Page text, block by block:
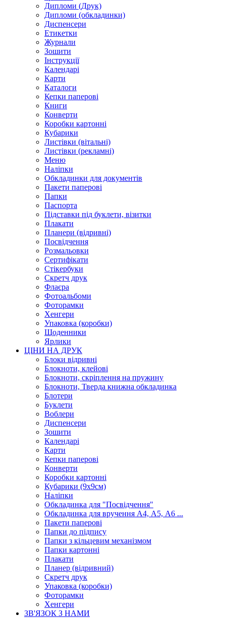
Дипломи (Друк)
Дипломи (обкладинки)
Диспенсери
Етикетки
Журнали
Зошити
Інструкції
Календарі
Карти
Каталоги
Кепки паперові
Книги
Конверти
Коробки картонні
Кубарики
Листівки (вітальні)
Листівки (рекламні)
Меню
Наліпки
Обкладинки для документів
Пакети паперові
Папки
Паспорта
Підставки під буклети, візитки
Плакати
Планери (відривні)
Посвідчення
Розмальовки
Сертифікати
Стікербуки
Скретч друк
Флаєра
Фотоальбоми
Фоторамки
Хенгери
Упаковка (коробки)
Щоденники
Ярлики
ЦІНИ НА ДРУК
Блоки відривні
Блокноти, клейові
Блокноти, скріплення на пружину
Блокноти, Тверда книжна обкладинка
Блотери
Буклети
Воблери
Диспенсери
Зошити
Календарі
Карти
Кепки паперові
Конверти
Коробки картонні
Кубарики (9х9см)
Наліпки
Обкладинка для "Посвідчення"
Обкладинка для вручення А4, А5, А6 ...
Пакети паперові
Папки до підпису
Папки з кільцевим механізмом
Папки картонні
Плакати
Планер (відривний)
Скретч друк
Упаковка (коробки)
Фоторамки
Хенгери
ЗВ'ЯЗОК З НАМИ